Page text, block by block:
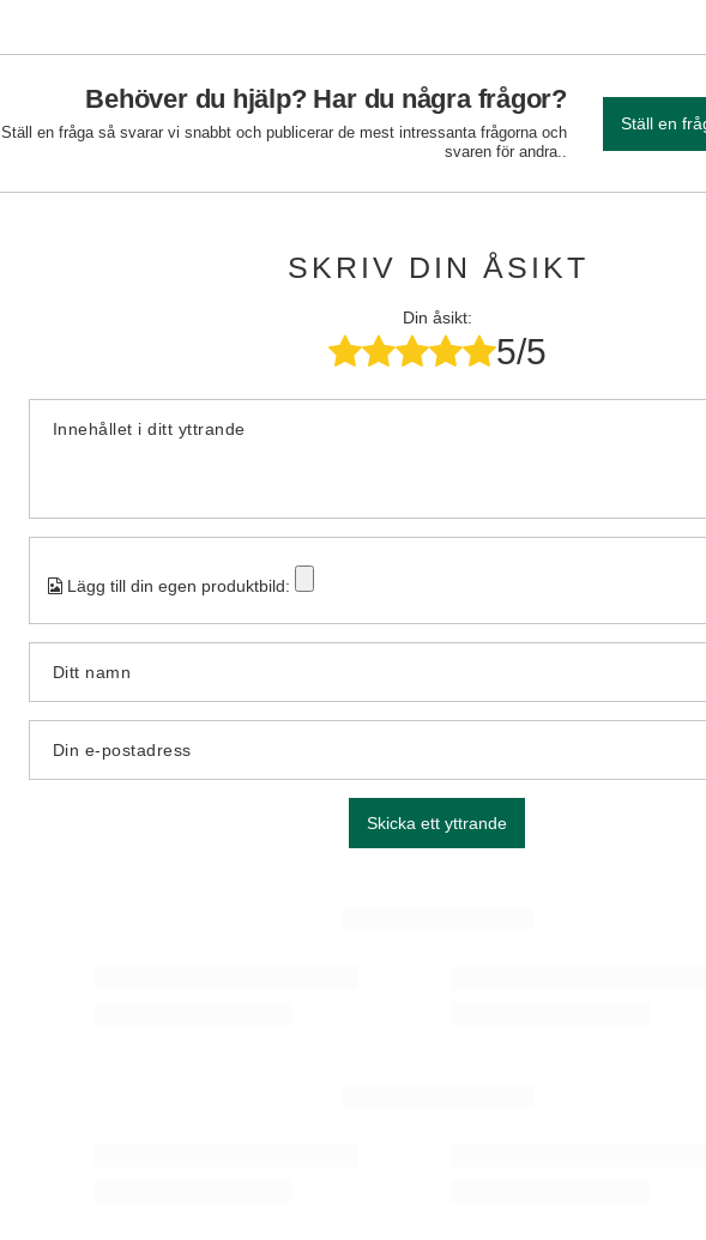
Behöver du hjälp? Har du några frågor?
Ställ en fråga så svarar vi snabbt och publicerar de mest intressanta frågorna och
svaren för andra..
Ställ en
SKRIV DIN ÅSIKT
Din åsikt:
5/5
Innehållet i ditt yttrande
Lägg till din egen produktbild:
Ditt namn
Din e-postadress
Skicka ett yttrande